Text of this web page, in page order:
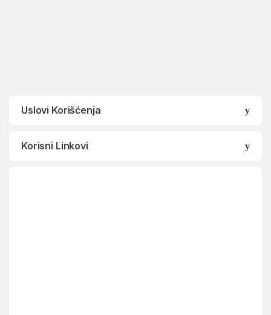
Uslovi Korišćenja
Korisni Linkovi